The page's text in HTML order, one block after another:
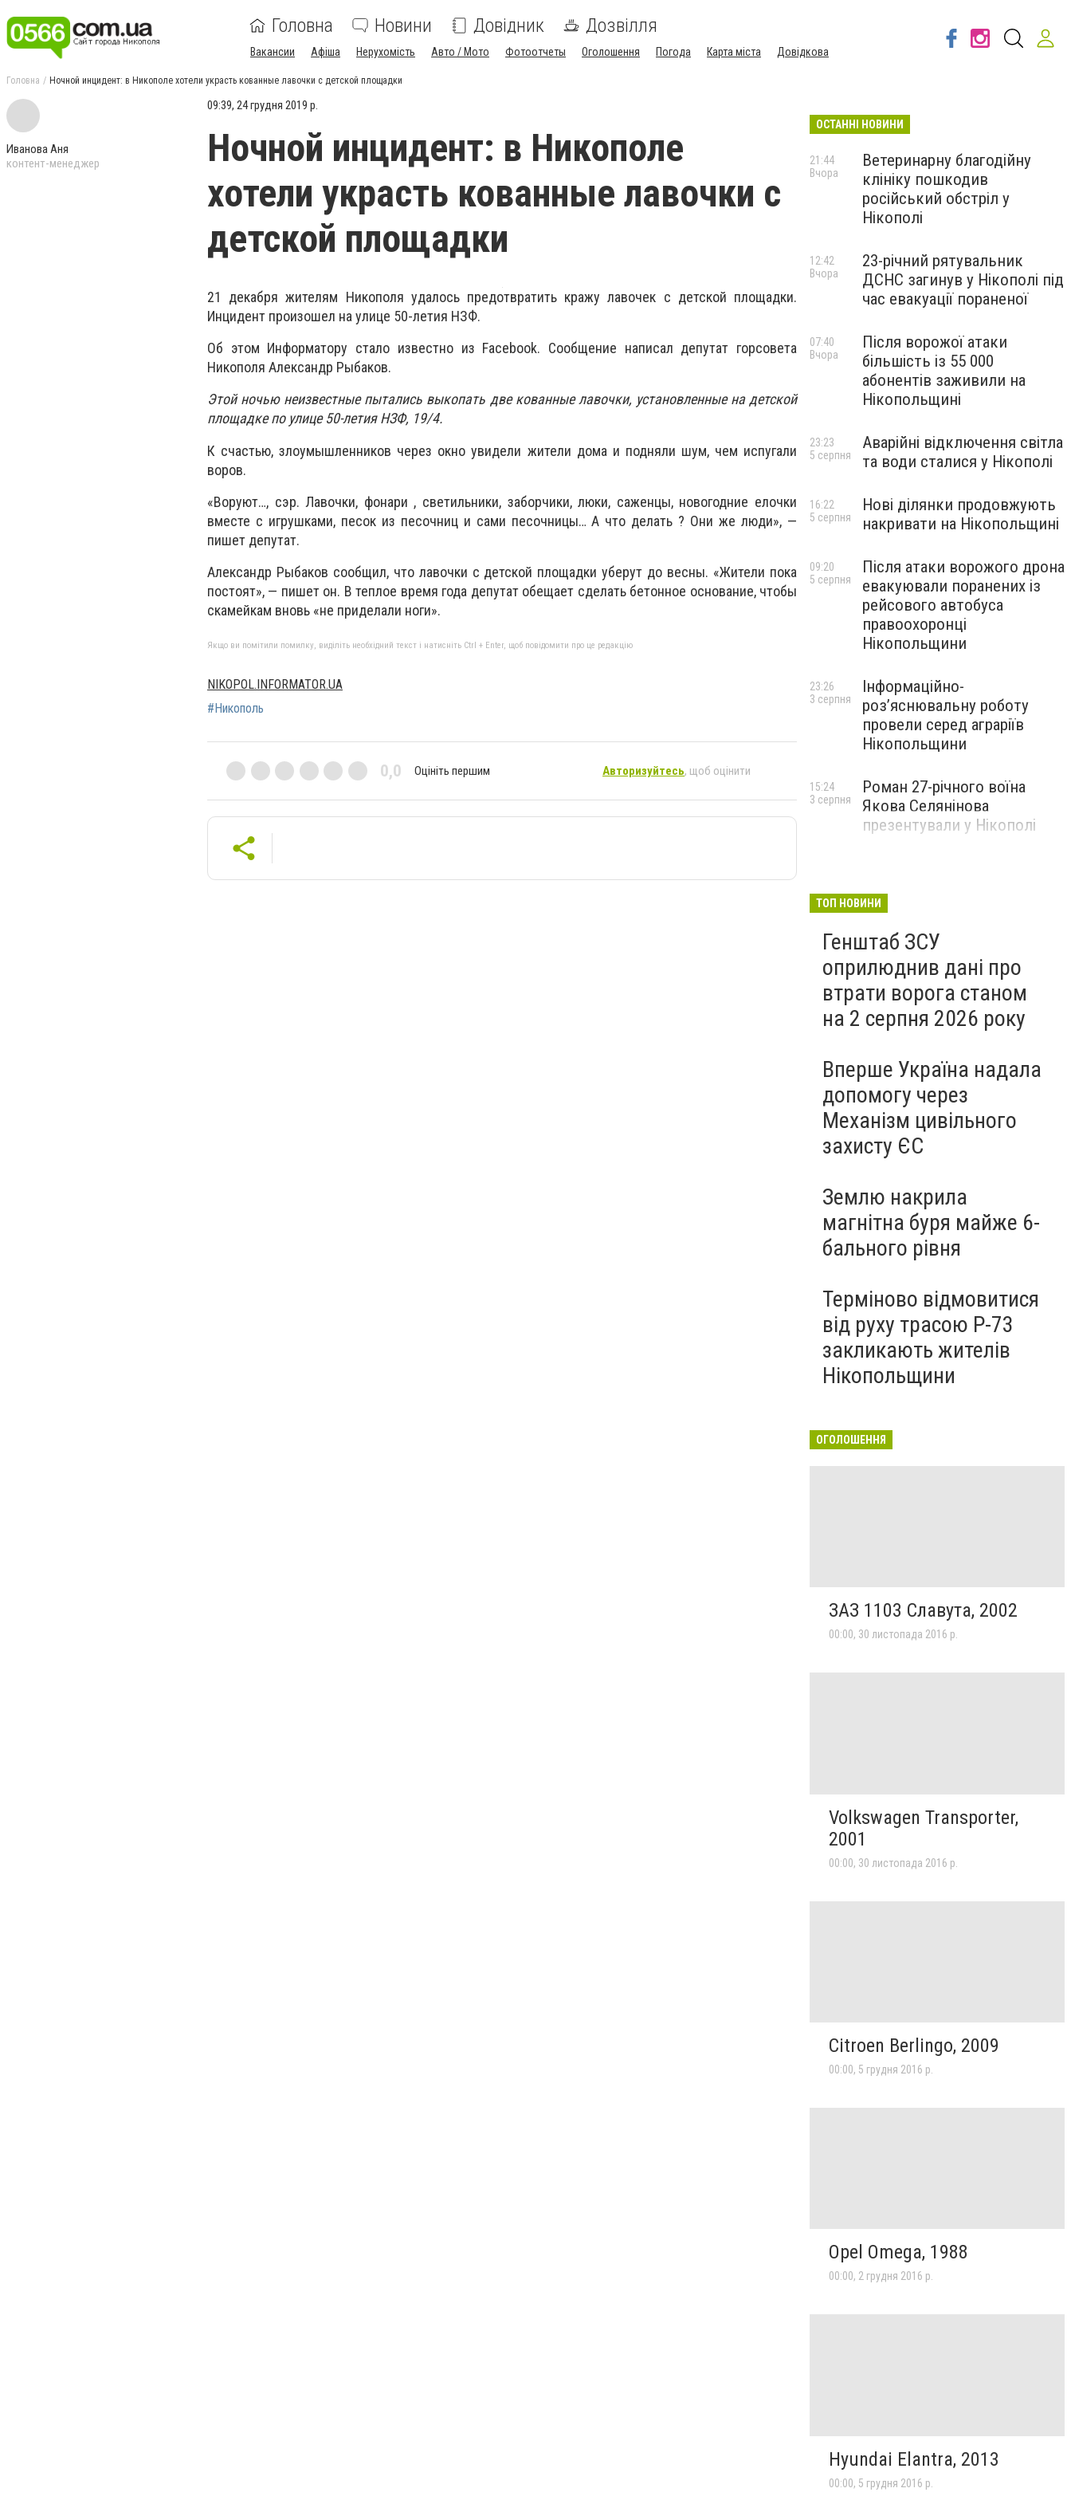
Головна Новини Довідник Дозвілля
Вакансии Афіша Нерухомість Авто / Мото Фотоотчеты Оголошення Погода Карта міста Довідкова
Головна Ночной инцидент: в Никополе хотели украсть кованные лавочки с детской площадки
Иванова Аня
контент-менеджер
09:39, 24 грудня 2019 р.
Ночной инцидент: в Никополе
хотели украсть кованные лавочки с
детской площадки
21 декабря жителям Никополя удалось предотвратить кражу лавочек с детской площадки.
Инцидент произошел на улице 50-летия НЗФ.
Об этом Информатору стало известно из Facebook. Сообщение написал депутат горсовета
Никополя Александр Рыбаков.
Этой ночью неизвестные пытались выкопать две кованные лавочки, установленные на детской
площадке по улице 50-летия НЗФ, 19/4.
К счастью, злоумышленников через окно увидели жители дома и подняли шум, чем испугали
воров.
«Воруют…, сэр. Лавочки, фонари , светильники, заборчики, люки, саженцы, новогодние елочки
вместе с игрушками, песок из песочниц и сами песочницы… А что делать ? Они же люди», —
пишет депутат.
Александр Рыбаков сообщил, что лавочки с детской площадки уберут до весны. «Жители пока
постоят», — пишет он. В теплое время года депутат обещает сделать бетонное основание, чтобы
скамейкам вновь «не приделали ноги».
Якщо ви помітили помилку, виділіть необхідний текст і натисніть Ctrl + Enter, щоб повідомити про це редакцію
NIKOPOL.INFORMATOR.UA
#Никополь
0,0 Оцініть першим Авторизуйтесь, щоб оцінити
ОСТАННІ НОВИНИ
Ветеринарну благодійну
клініку пошкодив
російський обстріл у
Нікополі
21:44
Вчора
23-річний рятувальник
ДСНС загинув у Нікополі під
час евакуації пораненої
12:42
Вчора
Після ворожої атаки
більшість із 55 000
абонентів заживили на
Нікопольщині
07:40
Вчора
Аварійні відключення світла
та води сталися у Нікополі
23:23
5 серпня
Нові ділянки продовжують
накривати на Нікопольщині
16:22
5 серпня
Після атаки ворожого дрона
евакуювали поранених із
рейсового автобуса
правоохоронці
Нікопольщини
09:20
5 серпня
Інформаційно-
роз’яснювальну роботу
провели серед аграріїв
Нікопольщини
23:26
3 серпня
Роман 27-річного воїна
Якова Селянінова
презентували у Нікополі
15:24
3 серпня
ТОП НОВИНИ
Генштаб ЗСУ
оприлюднив дані про
втрати ворога станом
на 2 серпня 2026 року
Вперше Україна надала
допомогу через
Механізм цивільного
захисту ЄС
Землю накрила
магнітна буря майже 6-
бального рівня
Терміново відмовитися
від руху трасою Р-73
закликають жителів
Нікопольщини
ОГОЛОШЕННЯ
ЗАЗ 1103 Славута, 2002
00:00, 30 листопада 2016 р.
Volkswagen Transporter,
2001
00:00, 30 листопада 2016 р.
Citroen Berlingo, 2009
00:00, 5 грудня 2016 р.
Opel Omega, 1988
00:00, 2 грудня 2016 р.
Hyundai Elantra, 2013
00:00, 5 грудня 2016 р.